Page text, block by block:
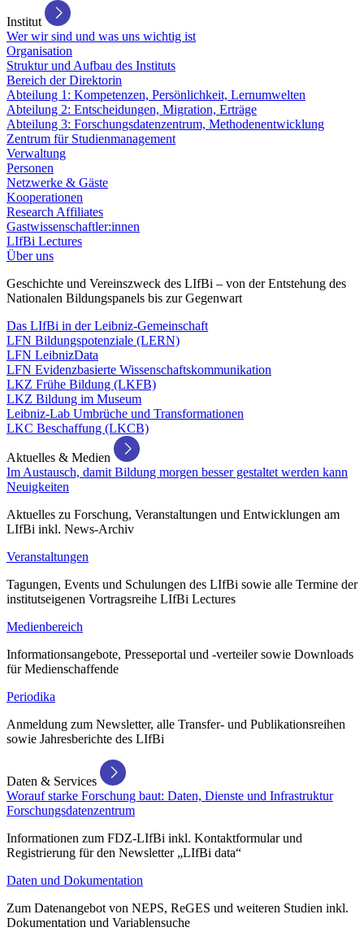
Institut
Wer wir sind und was uns wichtig ist
Organisation
Struktur und Aufbau des Instituts
Bereich der Direktorin
Abteilung 1: Kompetenzen, Persönlichkeit, Lernumwelten
Abteilung 2: Entscheidungen, Migration, Erträge
Abteilung 3: Forschungsdatenzentrum, Methodenentwicklung
Zentrum für Studienmanagement
Verwaltung
Personen
Netzwerke & Gäste
Kooperationen
Research Affiliates
Gastwissenschaftler:innen
LIfBi Lectures
Über uns
Geschichte und Vereinszweck des LIfBi – von der Entstehung des
Nationalen Bildungspanels bis zur Gegenwart
Das LIfBi in der Leibniz-Gemeinschaft
LFN Bildungspotenziale (LERN)
LFN LeibnizData
LFN Evidenzbasierte Wissenschaftskommunikation
LKZ Frühe Bildung (LKFB)
LKZ Bildung im Museum
Leibniz-Lab Umbrüche und Transformationen
LKC Beschaffung (LKCB)
Aktuelles & Medien
Im Austausch, damit Bildung morgen besser gestaltet werden kann
Neuigkeiten
Aktuelles zu Forschung, Veranstaltungen und Entwicklungen am
LIfBi inkl. News-Archiv
Veranstaltungen
Tagungen, Events und Schulungen des LIfBi sowie alle Termine der
institutseigenen Vortragsreihe LIfBi Lectures
Medienbereich
Informationsangebote, Presseportal und -verteiler sowie Downloads
für Medienschaffende
Periodika
Anmeldung zum Newsletter, alle Transfer- und Publikationsreihen
sowie Jahresberichte des LIfBi
Daten & Services
Worauf starke Forschung baut: Daten, Dienste und Infrastruktur
Forschungsdatenzentrum
Informationen zum FDZ-LIfBi inkl. Kontaktformular und
Registrierung für den Newsletter „LIfBi data“
Daten und Dokumentation
Zum Datenangebot von NEPS, ReGES und weiteren Studien inkl.
Dokumentation und Variablensuche